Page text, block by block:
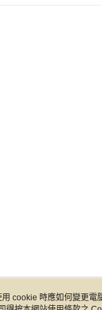
cookie 時應如何變更電